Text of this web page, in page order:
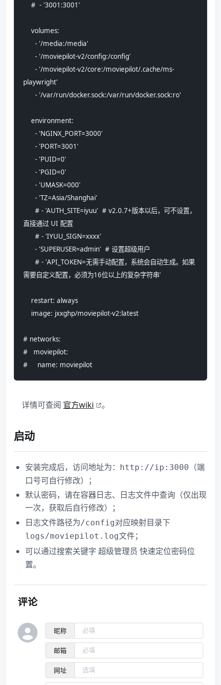
    #  - '3001:3001'
    volumes:
      - '/media:/media'
      - '/moviepilot-v2/config:/config'
playwright'
      - '/var/run/docker.sock:/var/run/docker.sock:ro'
    environment:
      - 'NGINX_PORT=3000'
      - 'PORT=3001'
      - 'PUID=0'
      - 'PGID=0'
      - 'UMASK=000'
      - 'TZ=Asia/Shanghai'
直接通过 UI 配置
      # - 'IYUU_SIGN=xxxx'
      - 'SUPERUSER=admin'  # 设置超级用户
需要自定义配置，必须为16位以上的复杂字符串'
    restart: always
    image: jxxghp/moviepilot-v2:latest
# networks:
#   moviepilot:
#     name: moviepilot
详情可查阅 官方wiki 。
启动
安装完成后，访问地址为： http://ip:3000
（端
口号可自行修改）；
默认密码，请在容器日志、日志文件中查询（仅出现
一次，获取后自行修改）；
日志文件路径为/config对应映射目录下
logs/moviepilot.log文件；
可以通过搜索关键字超级管理员 快速定位密码位
置。
评论
昵称
邮箱
网址